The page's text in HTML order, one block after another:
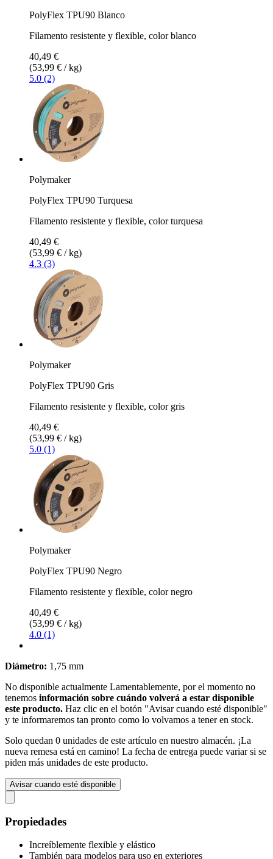
PolyFlex TPU90 Blanco
Filamento resistente y flexible, color blanco
40,49 €
(53,99 € / kg)
5.0 (2)
Polymaker
PolyFlex TPU90 Turquesa
Filamento resistente y flexible, color turquesa
40,49 €
(53,99 € / kg)
4.3 (3)
Polymaker
PolyFlex TPU90 Gris
Filamento resistente y flexible, color gris
40,49 €
(53,99 € / kg)
5.0 (1)
Polymaker
PolyFlex TPU90 Negro
Filamento resistente y flexible, color negro
40,49 €
(53,99 € / kg)
4.0 (1)
Diámetro: 1,75 mm
No disponible actualmente Lamentablemente, por el momento no
tenemos información sobre cuándo volverá a estar disponible
este producto. Haz clic en el botón "Avisar cuando esté disponible"
y te informaremos tan pronto como lo volvamos a tener en stock.
Solo quedan 0 unidades de este artículo en nuestro almacén. ¡La
nueva remesa está en camino! La fecha de entrega puede variar si se
piden más unidades de este producto.
Avisar cuando esté disponible
Propiedades
Increíblemente flexible y elástico
También para modelos para uso en exteriores